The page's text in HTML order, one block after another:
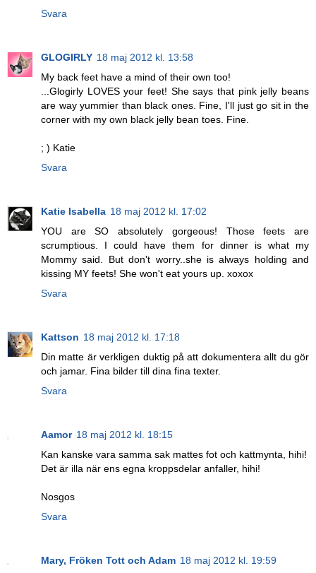
Svara
GLOGIRLY 18 maj 2012 kl. 13:58
My back feet have a mind of their own too!
...Glogirly LOVES your feet! She says that pink jelly beans
are way yummier than black ones. Fine, I'll just go sit in the
corner with my own black jelly bean toes. Fine.
; ) Katie
Svara
Katie Isabella 18 maj 2012 kl. 17:02
YOU are SO absolutely gorgeous! Those feets are
scrumptious. I could have them for dinner is what my
Mommy said. But don't worry..she is always holding and
kissing MY feets! She won't eat yours up. xoxox
Svara
Kattson 18 maj 2012 kl. 17:18
Din matte är verkligen duktig på att dokumentera allt du gör
och jamar. Fina bilder till dina fina texter.
Svara
Aamor 18 maj 2012 kl. 18:15
Kan kanske vara samma sak mattes fot och kattmynta, hihi!
Det är illa när ens egna kroppsdelar anfaller, hihi!
Nosgos
Svara
Mary, Fröken Tott och Adam 18 maj 2012 kl. 19:59